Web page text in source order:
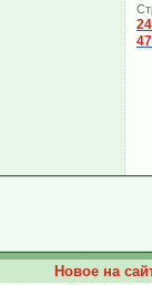
24
47
Новое на